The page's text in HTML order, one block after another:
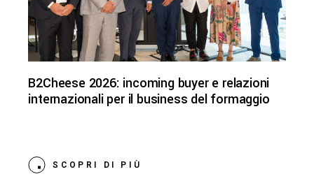
B2Cheese 2026: incoming buyer e relazioni
internazionali per il business del formaggio
SCOPRI DI PIÙ